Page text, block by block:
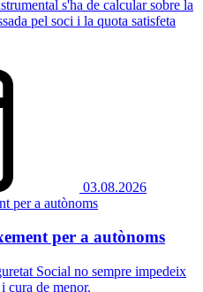
s'ha de calcular sobre la
pel soci i la quota satisfeta
03.08.2026
per a autònoms
Social no sempre impedeix
cura de menor.